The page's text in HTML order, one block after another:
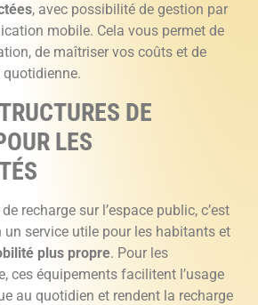
, avec possibilité de gestion par
mobile. Cela vous permet de
de maîtriser vos coûts et de
DE
LES
recharge sur l’espace public, c’est
service utile pour les habitants et
plus propre. Pour les
ces équipements facilitent l’usage
au quotidien et rendent la recharge